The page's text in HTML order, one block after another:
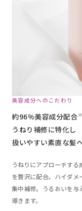
美容成分へのこだわり
約96%美容成分配合
うねり補修に特化し
扱いやすい素直な髪へ
うねりにアプローチする
を贅沢に配合。ハイダメ
集中補修。うるおいを
導きます。